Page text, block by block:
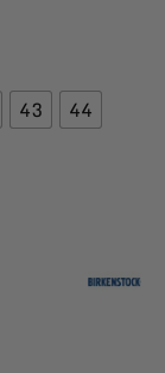
43
44